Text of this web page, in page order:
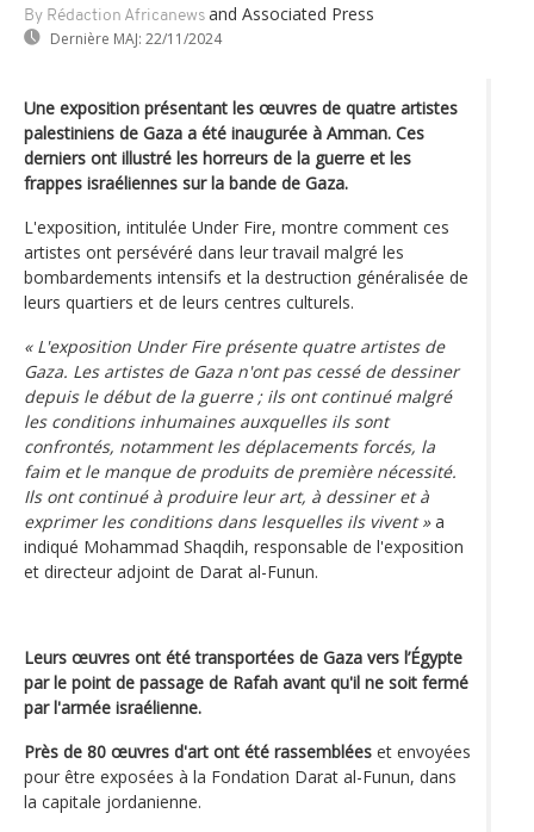
By Rédaction Africanews and Associated Press
Dernière MAJ: 22/11/2024
Une exposition présentant les œuvres de quatre artistes
palestiniens de Gaza a été inaugurée à Amman. Ces
derniers ont illustré les horreurs de la guerre et les
frappes israéliennes sur la bande de Gaza.
L'exposition, intitulée Under Fire, montre comment ces
artistes ont persévéré dans leur travail malgré les
bombardements intensifs et la destruction généralisée de
leurs quartiers et de leurs centres culturels.
« L'exposition Under Fire présente quatre artistes de
Gaza. Les artistes de Gaza n'ont pas cessé de dessiner
depuis le début de la guerre ; ils ont continué malgré
les conditions inhumaines auxquelles ils sont
confrontés, notamment les déplacements forcés, la
faim et le manque de produits de première nécessité.
Ils ont continué à produire leur art, à dessiner et à
exprimer les conditions dans lesquelles ils vivent »a
indiqué Mohammad Shaqdih, responsable de l'exposition
et directeur adjoint de Darat al-Funun.
Leurs œuvres ont été transportées de Gaza vers l’Égypte
par le point de passage de Rafah avant qu'il ne soit fermé
par l'armée israélienne.
Près de 80 œuvres d'art ont été rassemblées et envoyées
pour être exposées à la Fondation Darat al-Funun, dans
la capitale jordanienne.